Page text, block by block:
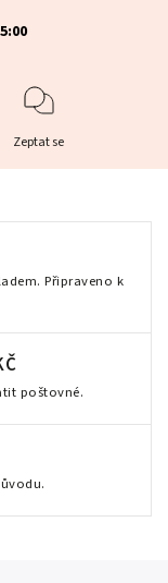
Zeptat se
Připraveno k
poštovné.